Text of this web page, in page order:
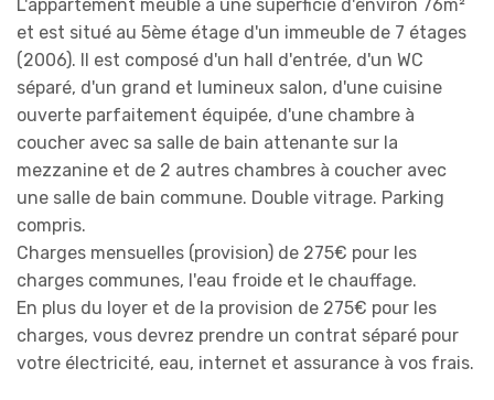
L'appartement meublé a une superficie d'environ 76m²
et est situé au 5ème étage d'un immeuble de 7 étages
(2006). Il est composé d'un hall d'entrée, d'un WC
séparé, d'un grand et lumineux salon, d'une cuisine
ouverte parfaitement équipée, d'une chambre à
coucher avec sa salle de bain attenante sur la
mezzanine et de 2 autres chambres à coucher avec
une salle de bain commune. Double vitrage. Parking
compris.
Charges mensuelles (provision) de 275€ pour les
charges communes, l'eau froide et le chauffage.
En plus du loyer et de la provision de 275€ pour les
charges, vous devrez prendre un contrat séparé pour
votre électricité, eau, internet et assurance à vos frais.